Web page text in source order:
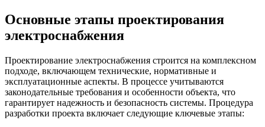
Основные этапы проектирования
электроснабжения
Проектирование электроснабжения строится на комплексном
подходе, включающем технические, нормативные и
эксплуатационные аспекты. В процессе учитываются
законодательные требования и особенности объекта, что
гарантирует надежность и безопасность системы. Процедура
разработки проекта включает следующие ключевые этапы: